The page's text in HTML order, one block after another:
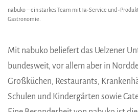
nabuko – ein starkes Team mit 1a-Service und -
Gastronomie.
Mit nabuko beliefert das Uelzener
bundesweit, vor allem aber in
Großküchen, Restaurants,
Schulen und Kindergärten sowie